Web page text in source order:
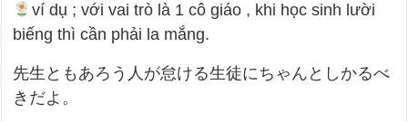
ví dụ ; với vai trò là 1 cô giáo , khi học sinh lười
biếng thì cần phải la mắng.
先生ともあろう人が怠ける生徒にちゃんとしかるべ
きだよ。